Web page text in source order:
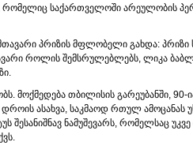
საქართველოში არეულობის
პრიზის მფლობელი გახდა:
როლის შემსრულებლებს, ლიკა
თბილისის გარეუბანში, 90-
ასახვა, საკმაოდ რთულ ამოცანას
შესანიშნავ ნამუშევარს, რომელსაც